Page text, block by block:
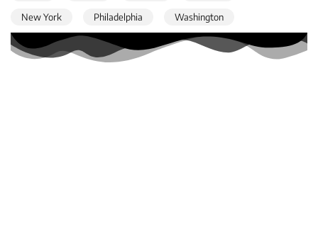
New York Philadelphia Washington